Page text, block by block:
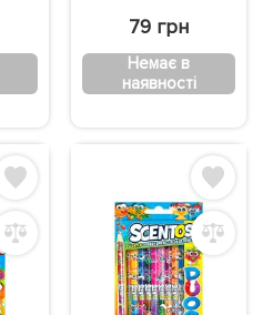
79 грн
Немає в
наявності